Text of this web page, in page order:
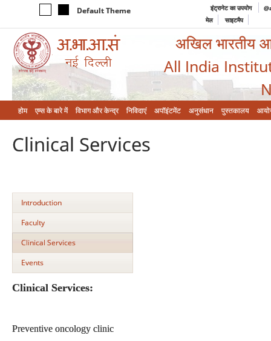
Default Theme इंट्रानेट का उपयोग
मेल
साइटमैप
अखिल भारतीय
All India
होम एम्‍स के बारे में विभाग और केन्‍द्र निविदाएं अपॉइंटमेंट अनुसंधान पुस्तकालय
Clinical Services
Introduction
Faculty
Clinical Services
Events
Clinical Services:
Preventive oncology clinic